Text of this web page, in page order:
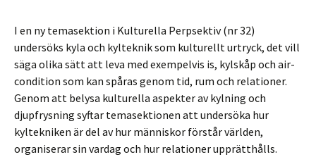
I en ny temasektion i Kulturella Perpsektiv (nr 32)
undersöks kyla och kylteknik som kulturellt urtryck, det vill
säga olika sätt att leva med exempelvis is, kylskåp och air-
condition som kan spåras genom tid, rum och relationer.
Genom att belysa kulturella aspekter av kylning och
djupfrysning syftar temasektionen att undersöka hur
kyltekniken är del av hur människor förstår världen,
organiserar sin vardag och hur relationer upprätthålls.